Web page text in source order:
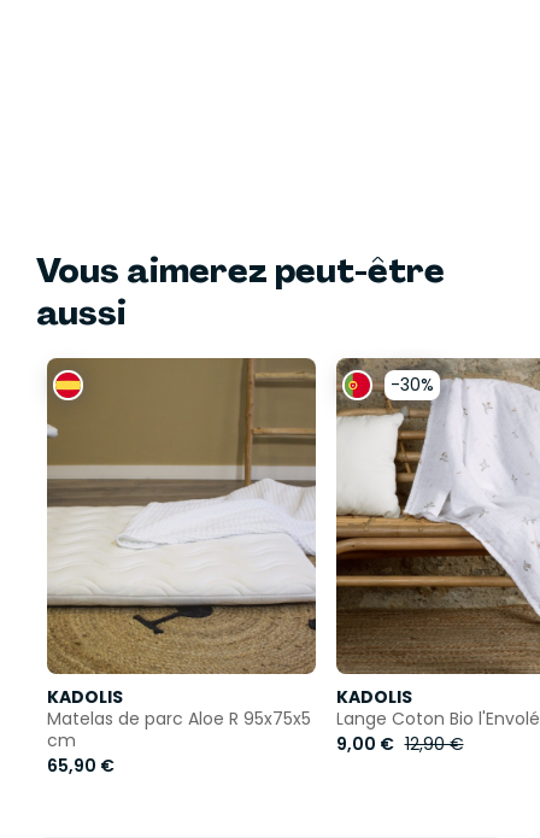
Vous aimerez peut-être
aussi
KADOLIS
Matelas de parc Aloe R 95x75x5
cm
65,90 €
-30%
KADOLIS
Lange Coton Bio
9,00 € 12,90 €